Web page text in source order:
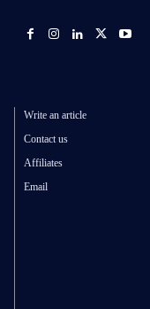
Write an article
Contact us
Affiliates
Email